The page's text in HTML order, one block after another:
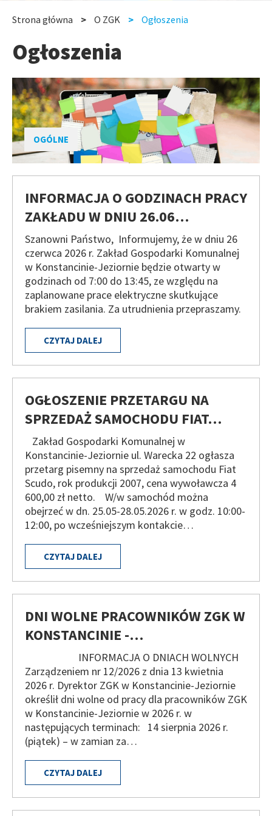
nawigacyjna
Strona główna O ZGK Ogłoszenia
Ogłoszenia
OGÓLNE
INFORMACJA O GODZINACH PRACY
ZAKŁADU W DNIU 26.06…
Szanowni Państwo, Informujemy, że w dniu 26
czerwca 2026 r. Zakład Gospodarki Komunalnej
w Konstancinie-Jeziornie będzie otwarty w
godzinach od 7:00 do 13:45, ze względu na
zaplanowane prace elektryczne skutkujące
brakiem zasilania. Za utrudnienia przepraszamy.
CZYTAJ DALEJ
OGŁOSZENIE PRZETARGU NA
SPRZEDAŻ SAMOCHODU FIAT…
Zakład Gospodarki Komunalnej w
Konstancinie-Jeziornie ul. Warecka 22 ogłasza
przetarg pisemny na sprzedaż samochodu Fiat
Scudo, rok produkcji 2007, cena wywoławcza 4
600,00 zł netto. W/w samochód można
obejrzeć w dn. 25.05-28.05.2026 r. w godz. 10:00-
12:00, po wcześniejszym kontakcie…
CZYTAJ DALEJ
DNI WOLNE PRACOWNIKÓW ZGK W
KONSTANCINIE -…
INFORMACJA O DNIACH WOLNYCH
Zarządzeniem nr 12/2026 z dnia 13 kwietnia
2026 r. Dyrektor ZGK w Konstancinie-Jeziornie
określił dni wolne od pracy dla pracowników ZGK
w Konstancinie-Jeziornie w 2026 r. w
następujących terminach: 14 sierpnia 2026 r.
(piątek) – w zamian za…
CZYTAJ DALEJ